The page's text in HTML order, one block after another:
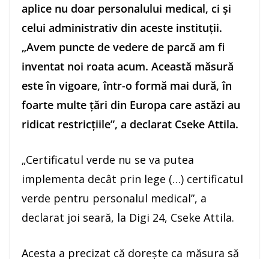
aplice nu doar personalului medical, ci şi
celui administrativ din aceste instituţii.
„Avem puncte de vedere de parcă am fi
inventat noi roata acum. Această măsură
este în vigoare, într-o formă mai dură, în
foarte multe ţări din Europa care astăzi au
ridicat restricţiile”, a declarat Cseke Attila.
„Certificatul verde nu se va putea
implementa decât prin lege (…) certificatul
verde pentru personalul medical”, a
declarat joi seară, la Digi 24, Cseke Attila.
Acesta a precizat că doreşte ca măsura să